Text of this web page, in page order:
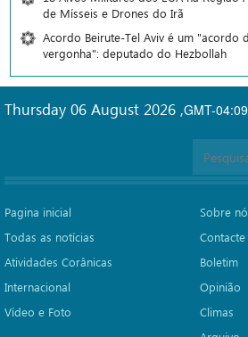
de Mísseis e Drones do Irã
Acordo Beirute-Tel Aviv é um "acordo
vergonha": deputado do Hezbollah
GMT-
Thursday 06 August 2026 ,
Pagina inicial
Todas as notícias
Atividades Corânicas
Internacional
Vídeo e Foto
Sobre
Contacte
Boletim
Opinião
Climas